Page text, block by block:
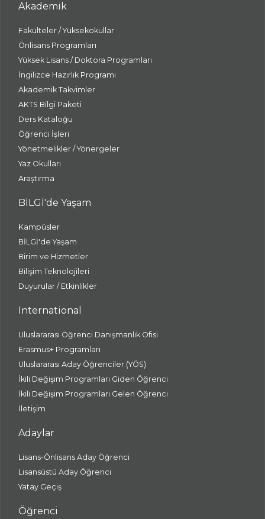
Akademik
Fakülteler / Yüksekokullar
Önlisans Programları
Yüksek Lisans / Doktora Programları
İngilizce Hazırlık Programı
Akademik Takvimler
AKTS Bilgi Paketi
Ders Kataloğu
Öğrenci İşleri
Yönetmelikler / Yönergeler
Yaz Okulları
Araştırma
BİLGİ'de Yaşam
Kampüsler
BİLGİ'de Yaşam
Birim ve Hizmetler
Bilişim Teknolojileri
Duyurular / Etkinlikler
International
Uluslararası Öğrenci Danışmanlık Ofisi
Erasmus+ Programları
Uluslararası Aday Öğrenciler (YÖS)
İkili Değişim Programları Giden Öğrenci
İkili Değişim Programları Gelen Öğrenci
İletişim
Adaylar
Lisans-Önlisans Aday Öğrenci
Lisansüstü Aday Öğrenci
Yatay Geçiş
Öğrenci